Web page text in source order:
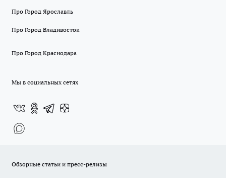
Про Город Ярославль
Про Город Владивосток
Про Город Краснодара
Мы в социальных сетях
Обзорные статьи и пресс-релизы